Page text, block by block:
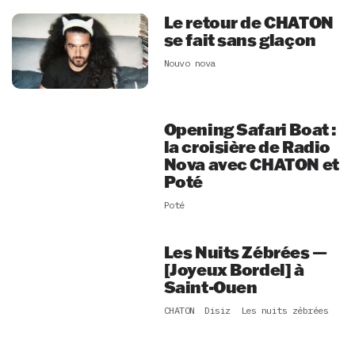
Le retour de CHATON
se fait sans glaçon
Nouvo nova
Opening Safari Boat :
la croisière de Radio
Nova avec CHATON et
Poté
Poté
Les Nuits Zébrées —
[Joyeux Bordel] à
Saint-Ouen
CHATON Disiz Les nuits zébrées